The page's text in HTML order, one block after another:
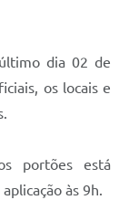
dia 02 de
os locais e
portões está
às 9h.